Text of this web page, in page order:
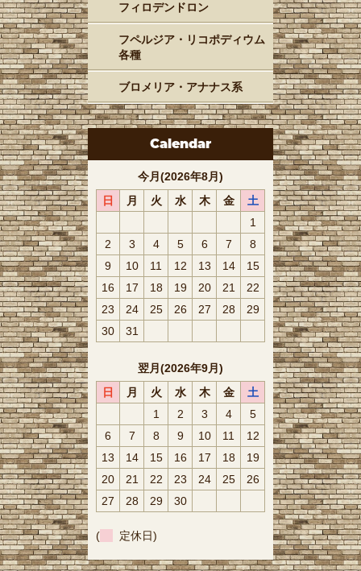
フィロデンドロン
フペルジア・リコポディウム
各種
ブロメリア・アナナス系
Calendar
今月(2026年8月)
日
月 火 水 木 金
土
1
2
3 4 5 6 7
8
9
10 11 12 13 14
15
16
17 18 19 20 21
22
23
24 25 26 27 28
29
30
31
翌月(2026年9月)
日
月 火 水 木 金
土
1
2 3 4
5
6
7 8 9 10 11
12
13
14 15 16 17 18
19
20
21 22 23 24 25
26
27
28 29 30
( 定休日)